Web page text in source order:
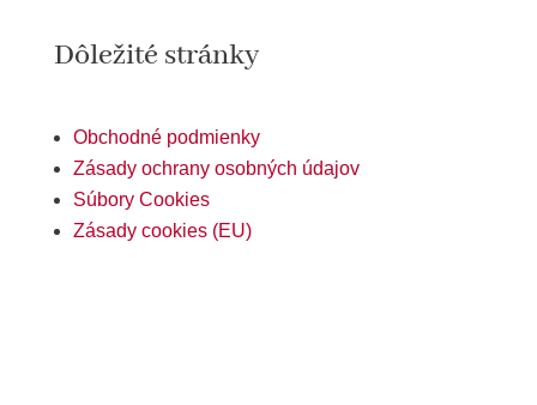
Dôležité stránky
Obchodné podmienky
Zásady ochrany osobných údajov
Súbory Cookies
Zásady cookies (EU)